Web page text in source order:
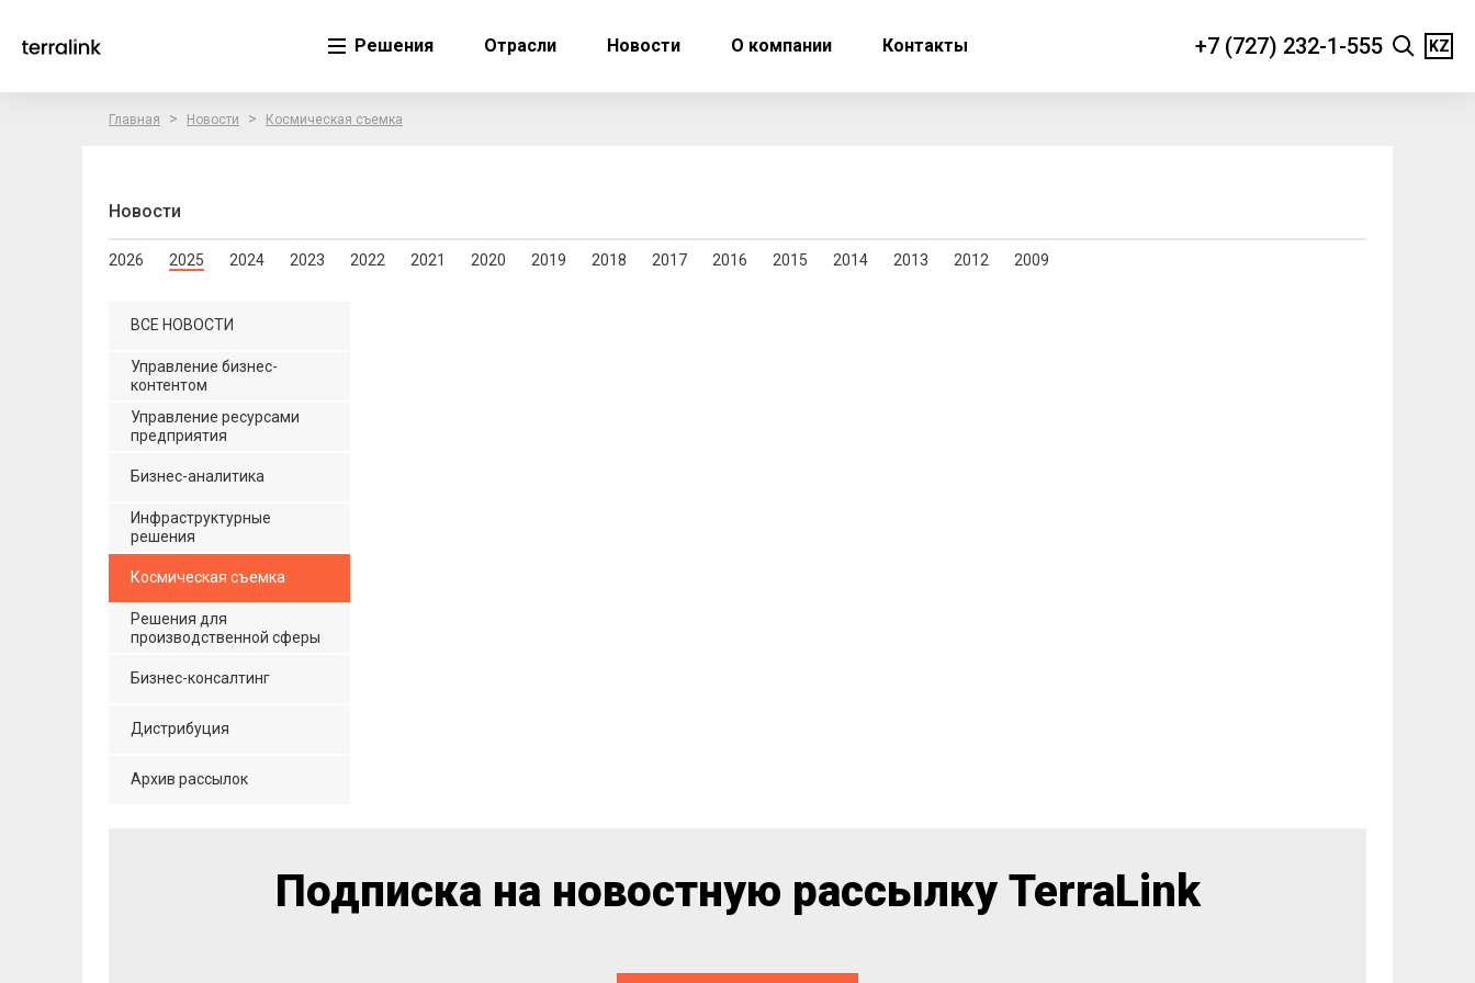
Решения Отрасли Новости О компании Контакты +7 (727) 232-1-555 KZ
Главная > Новости > Космическая съемка
Новости
2026 2025 2024 2023 2022 2021 2020 2019 2018 2017 2016 2015 2014 2013 2012 2009
ВСЕ НОВОСТИ
Управление бизнес-
контентом
Управление ресурсами
предприятия
Бизнес-аналитика
Инфраструктурные
решения
Космическая съемка
Решения для
производственной сферы
Бизнес-консалтинг
Дистрибуция
Архив рассылок
Подписка на новостную рассылку TerraLink